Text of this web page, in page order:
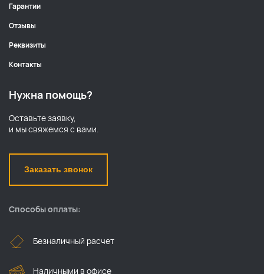
Нужна помощь?
Оставьте заявку,
и мы свяжемся с вами.
Заказать звонок
Гарантии
Отзывы
Реквизиты
Контакты
Способы оплаты:
Безналичный расчет
Наличными в офисе